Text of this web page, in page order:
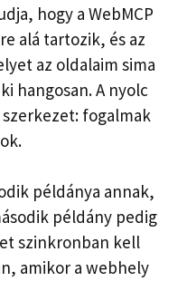
hogy a WebMCP
alá tartozik, és az
az oldalaim sima
hangosan. A nyolc
fogalmak
példánya annak,
példány pedig
szinkronban kell
amikor a webhely